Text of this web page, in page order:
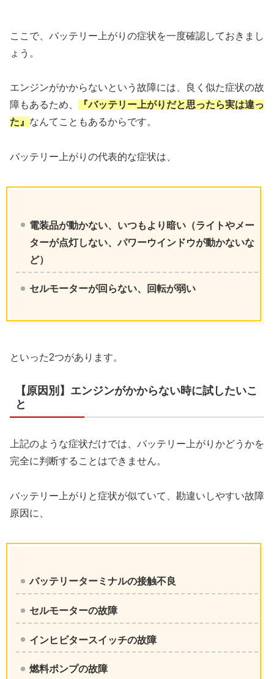
ここで、バッテリー上がりの症状を一度確認しておきまし
ょう。
エンジンがかからないという故障には、良く似た症状の故
障もあるため、
『バッテリー上がりだと思ったら実は違っ
た』 なんてこともあるからです。
バッテリー上がりの代表的な症状は、
電装品が動かない、いつもより暗い（ライトやメー
ターが点灯しない、パワーウインドウが動かないな
ど）
セルモーターが回らない、回転が弱い
といった2つがあります。
【原因別】エンジンがかからない時に試したいこ
と
上記のような症状だけでは、バッテリー上がりかどうかを
完全に判断することはできません。
バッテリー上がりと症状が似ていて、勘違いしやすい故障
原因に、
バッテリーターミナルの接触不良
セルモーターの故障
インヒビタースイッチの故障
燃料ポンプの故障